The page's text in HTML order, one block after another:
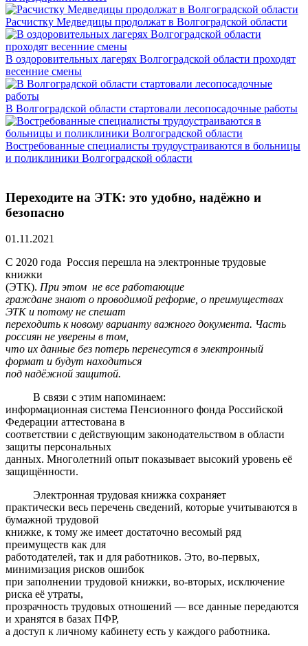
Расчистку Медведицы продолжат в Волгоградской области
В оздоровительных лагерях Волгоградской области проходят
весенние смены
В Волгоградской области стартовали лесопосадочные работы
Востребованные специалисты трудоустраиваются в больницы
и поликлиники Волгоградской области
Переходите на ЭТК: это удобно, надёжно и
безопасно
01.11.2021
С 2020 года Россия перешла на электронные трудовые
книжки
(ЭТК). При этом не все работающие
граждане знают о проводимой реформе, о преимуществах
ЭТК и потому не спешат
переходить к новому варианту важного документа. Часть
россиян не уверены в том,
что их данные без потерь перенесутся в электронный
формат и будут находиться
под надёжной защитой.
В связи с этим напоминаем:
информационная система Пенсионного фонда Российской
Федерации аттестована в
соответствии с действующим законодательством в области
защиты персональных
данных. Многолетний опыт показывает высокий уровень её
защищённости.
Электронная трудовая книжка сохраняет
практически весь перечень сведений, которые учитываются в
бумажной трудовой
книжке, к тому же имеет достаточно весомый ряд
преимуществ как для
работодателей, так и для работников. Это, во-первых,
минимизация рисков ошибок
при заполнении трудовой книжки, во-вторых, исключение
риска её утраты,
прозрачность трудовых отношений — все данные передаются
и хранятся в базах ПФР,
а доступ к личному кабинету есть у каждого работника.